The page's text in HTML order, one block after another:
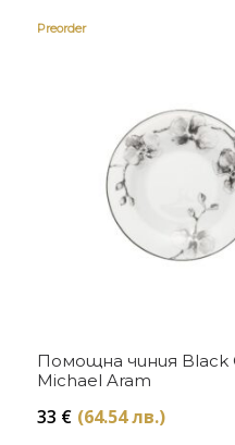
Preorder
Купи
Помощна чиния Black
Michael Aram
33 € (64.54 лв.)